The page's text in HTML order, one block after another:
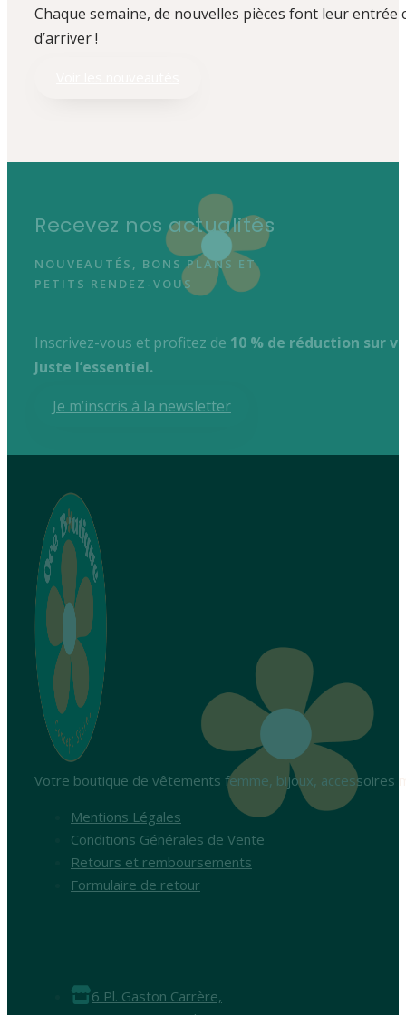
Chaque semaine, de nouvelles pièces font leur entrée
d’arriver !
Recevez nos actualités
NOUVEAUTÉS, BONS PLANS ET
PETITS RENDEZ-VOUS
Inscrivez-vous et profitez de 10 % de réduction sur
Juste l’essentiel.
Je m’inscris à la newsletter
Votre boutique de vêtements femme, bijoux, accessoires
Mentions Légales
Conditions Générales de Vente
Retours et remboursements
Formulaire de retour
6 Pl. Gaston Carrère,